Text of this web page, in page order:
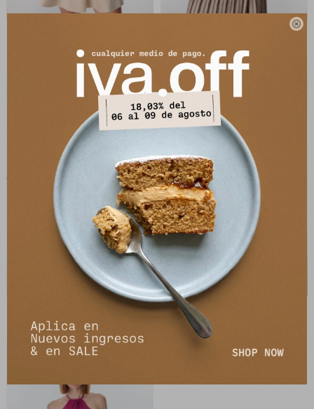

3.490 $ 6.490 $ 3.490 $
$ 3.490 $ 6.490
Top Front - Celeste
$ 2.490